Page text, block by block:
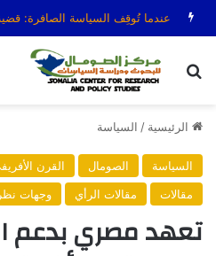
عندما تُوقِف السياسة الصافرة:
بحث عن
الرئيسية / السياسة
السياسة الصومال القرن
مقالات
مقالات الرأي وجهات نظر
تعهد مصري بدعم